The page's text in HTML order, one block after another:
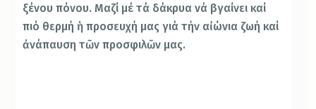
ξένου πόνου. Μαζί μέ τά δάκρυα νά βγαίνει καί
πιό θερμή ἡ προσευχή μας γιά τήν αἰώνια ζωή καί
ἀνάπαυση τῶν προσφιλῶν μας.